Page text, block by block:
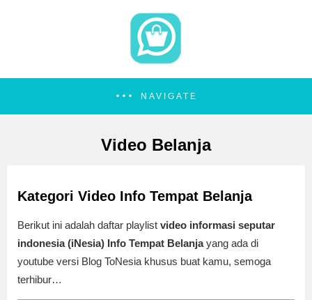
NAVIGATE
Video Belanja
Kategori Video Info Tempat Belanja
Berikut ini adalah daftar playlist video informasi seputar
indonesia (iNesia) Info Tempat Belanjayang ada di
youtube versi Blog ToNesia khusus buat kamu, semoga
terhibur…